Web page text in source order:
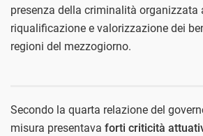
presenza della criminalità organizzata
riqualificazione e valorizzazione dei
regioni del mezzogiorno.
Secondo la quarta relazione del
misura presentava forti criticità